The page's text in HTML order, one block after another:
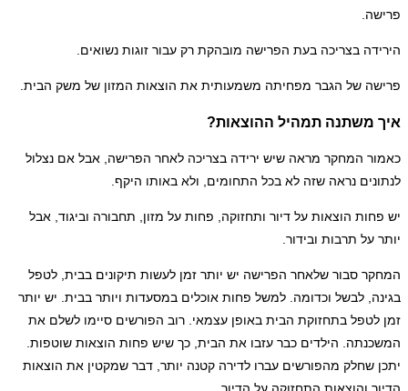
פרישה.
הירידה בצריכה בעת הפרישה מובהקת רק עבור זוגות נשואים.
פרישה של הגבר מפחיתה משמעותית את הוצאות המזון של משק הבית.
איך משתנה תמהיל ההוצאות?
כאמור המחקר מראה שיש ירידה בצריכה לאחר הפרישה, אבל אם נצלול
לנתונים נראה שזה לא בכל התחומים, ולא באותו היקף.
יש פחות הוצאות על דיור ותחזוקה, פחות על מזון, תחבורה וביגוד, אבל
יותר על תרבות ובידור.
המחקר סבור שלאחר הפרישה יש יותר זמן לעשות תיקונים בבית, לטפל
בגינה, לבשל וכדומה. למשל פחות אוכלים במסעדות ויותר בבית. יש יותר
זמן לטפל בתחזוקת הבית באופן עצמאי. רוב הפורשים סיימו לשלם את
המשכנתה. הילדים כבר עזבו את הבית, כך שיש פחות הוצאות שוטפות.
יתכן שחלק מהפורשים עברו לדירה קטנה יותר, דבר שמקטין את הוצאות
הדיור והוצאות התחזוקה על הדיור.